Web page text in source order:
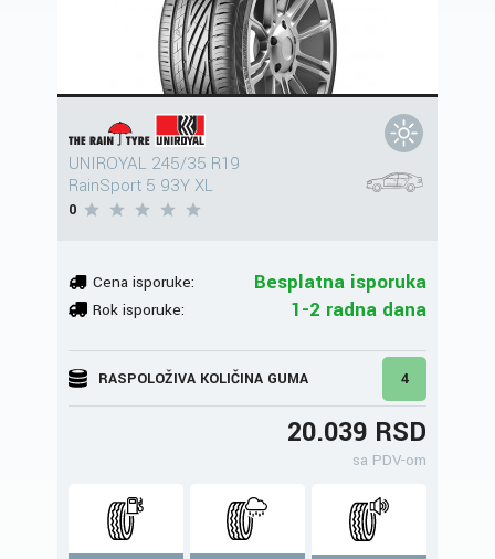
UNIROYAL 245/35 R19
RainSport 5 93Y XL
0
Cena isporuke: Besplatna isporuka
Rok isporuke: 1-2 radna dana
RASPOLOŽIVA KOLIČINA GUMA 4
20.039 RSD
sa PDV-om